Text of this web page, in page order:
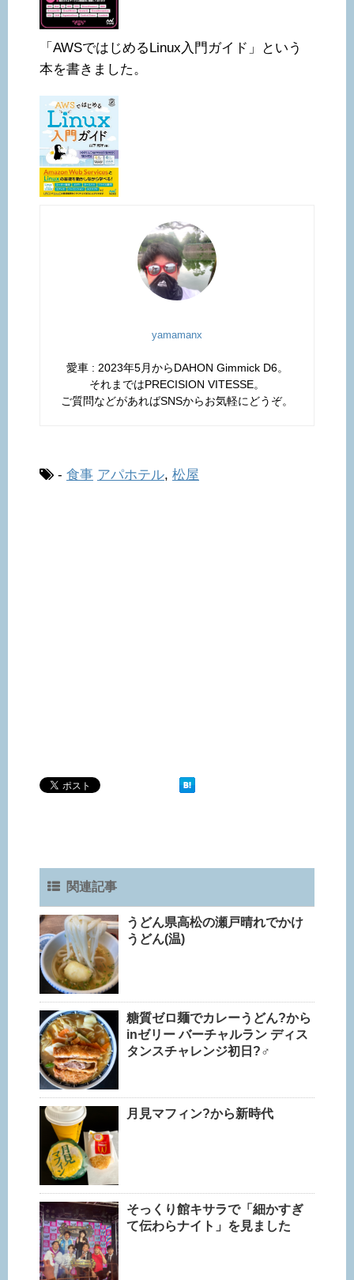
「AWSではじめるLinux入門ガイド」という
本を書きました。
yamamanx
愛車 : 2023年5月からDAHON Gimmick D6。
それまではPRECISION VITESSE。
ご質問などがあればSNSからお気軽にどうぞ。
- 食事 アパホテル, 松屋
関連記事
うどん県高松の瀬戸晴れでかけ
うどん(温)
糖質ゼロ麺でカレーうどん?から
inゼリー バーチャルラン ディス
タンスチャレンジ初日?‍♂️
月見マフィン?から新時代
そっくり館キサラで「細かすぎ
て伝わらナイト」を見ました